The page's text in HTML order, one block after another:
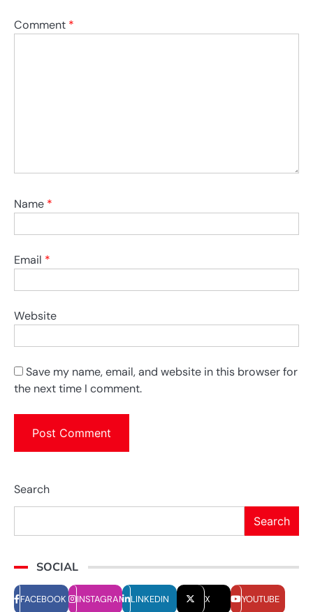
Comment *
Name *
Email *
Website
Save my name, email, and website in this browser for
the next time I comment.
Search
Search
SOCIAL
FACEBOOK INSTAGRAM LINKEDIN X YOUTUBE